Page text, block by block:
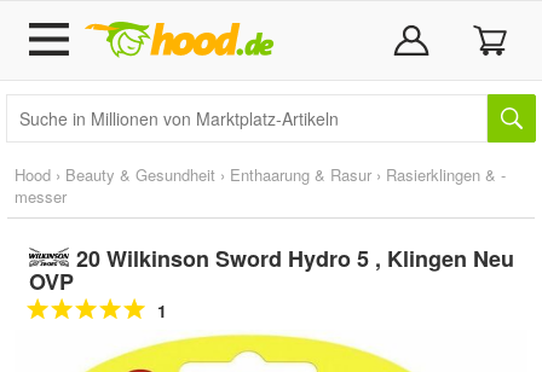
Hood › Beauty & Gesundheit › Enthaarung & Rasur › Rasierklingen & -
messer
20 Wilkinson Sword Hydro 5 , Klingen Neu
OVP
1